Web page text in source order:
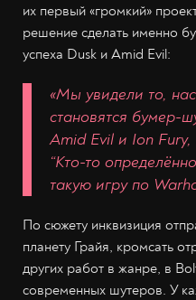
их первый «громкий»
решение сделать именно
успеха Dusk и Amid Evil:
«Мы увидели то,
становятся бумер-
Amid Evil и Ion
“Кто-то
такую игру по
По сюжету инквизиция
планету Грайя, кромсать
других работ в жанре, в
современных шутеров. У